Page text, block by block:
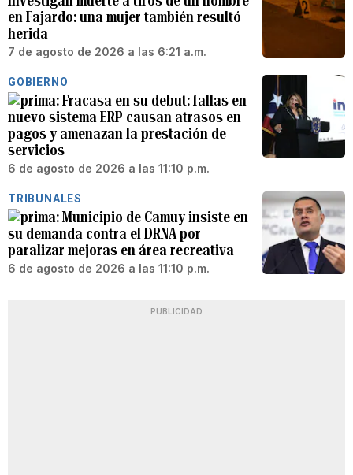
en Fajardo: una mujer también resultó
herida
7 de agosto de 2026 a las 6:21 a.m.
GOBIERNO
Fracasa en su debut: fallas en
nuevo sistema ERP causan atrasos en
pagos y amenazan la prestación de
servicios
6 de agosto de 2026 a las 11:10 p.m.
TRIBUNALES
Municipio de Camuy insiste en
su demanda contra el DRNA por
paralizar mejoras en área recreativa
6 de agosto de 2026 a las 11:10 p.m.
PUBLICIDAD